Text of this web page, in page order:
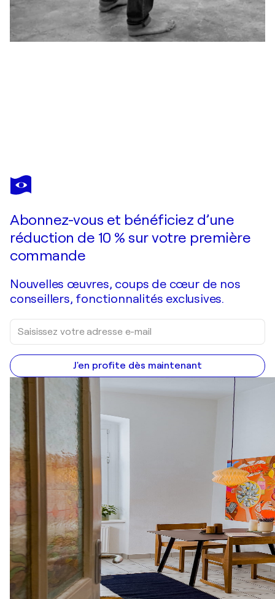
FERNANDO
JARAMILLO
Je passe commande
Abonnez-vous et bénéficiez d’une
réduction de 10 % sur votre première
commande
Nouvelles œuvres, coups de cœur de nos
conseillers, fonctionnalités exclusives.
J'en profite dès maintenant